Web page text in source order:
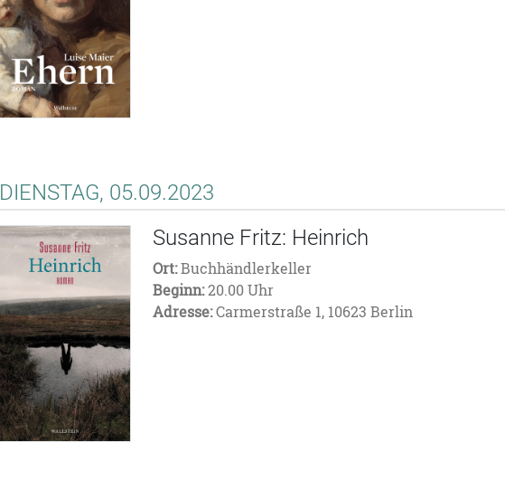
DIENSTAG, 05.09.2023
Susanne Fritz: Heinrich
Ort:Buchhändlerkeller
Beginn:20.00 Uhr
Adresse:Carmerstraße 1, 10623 Berlin